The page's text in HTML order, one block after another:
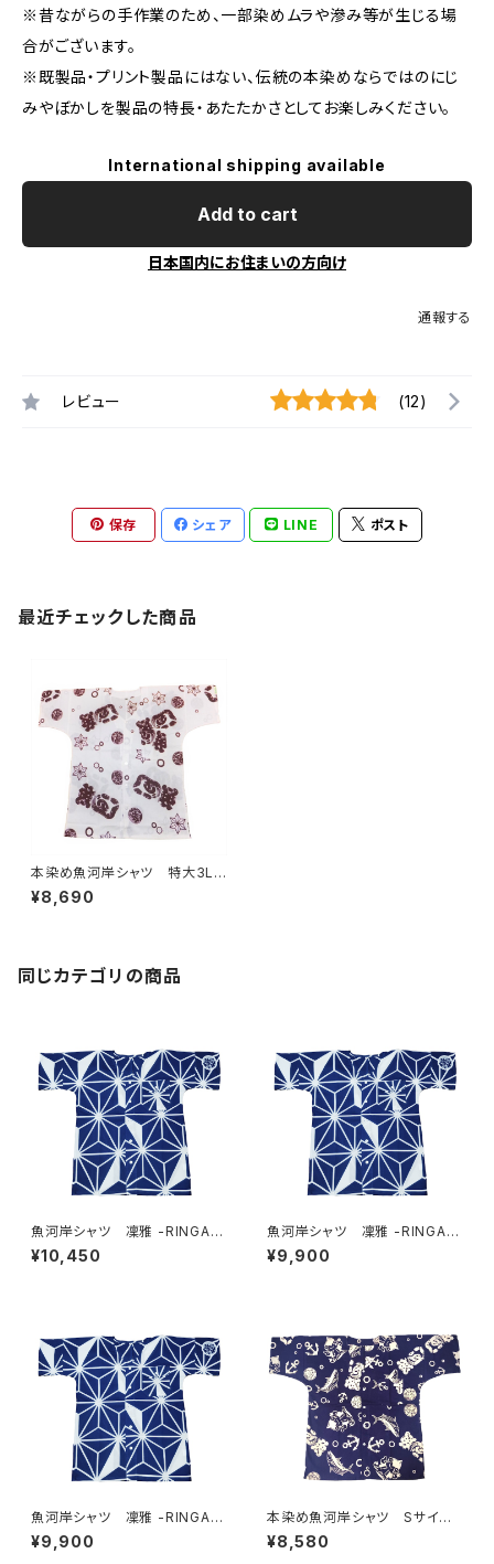
※昔ながらの手作業のため、一部染めムラや滲み等が生じる場
合がございます。
※既製品・プリント製品にはない、伝統の本染めならではのにじ
みやぼかしを製品の特長・あたたかさとしてお楽しみください。
International shipping available
Add to cart
日本国内にお住まいの方向け
通報する
レビュー (12)
保存 シェア LINE ポスト
最近チェックした商品
本染め魚河岸シャツ 特大3Lサ
イズ 認定証付き 木綿晒 涼
麻柄 白×えんじ 日本製 注
町
¥8,690
同じカテゴリの商品
魚河岸シャツ 凜雅 -RINGA-
プレミアムシリーズ① 麻かざぐ
るま LLサイズ 認定証付き
¥10,450
魚河岸シャツ 凜雅 -RINGA-
プレミアムシリーズ① 麻かざぐ
るま Lサイズ 認定証付き
¥9,900
魚河岸シャツ 凜雅 -RINGA-
プレミアムシリーズ① 麻かざぐ
るま Mサイズ 認定証付き
¥9,900
本染め魚河岸シャツ Sサイ
ズ 認定証付き 木綿晒 やい
ちゃん 海ものがたり 紺×
¥8,580